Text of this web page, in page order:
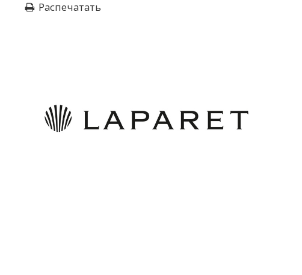
Распечатать